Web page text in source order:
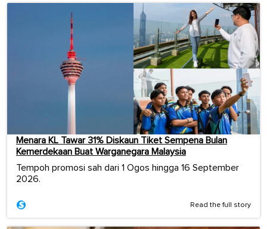
Menara KL Tawar 31% Diskaun Tiket Sempena Bulan
Kemerdekaan Buat Warganegara Malaysia
Tempoh promosi sah dari 1 Ogos hingga 16 September
2026.
Read the full story